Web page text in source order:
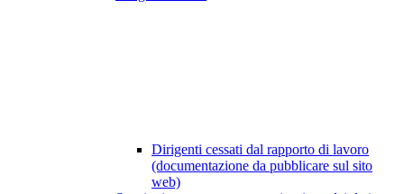
Dirigenti cessati dal rapporto di lavoro
(documentazione da pubblicare sul sito
web)